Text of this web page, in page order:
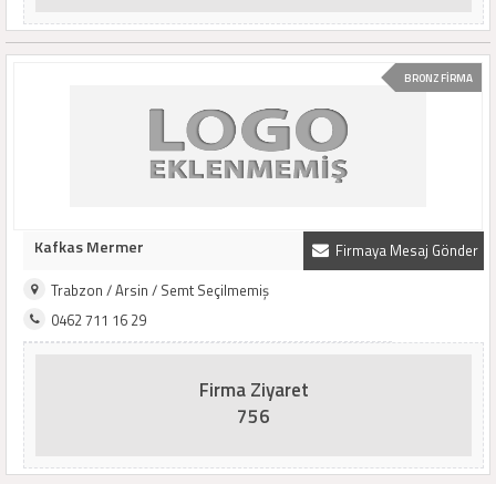
BRONZ FİRMA
Firmaya Mesaj Gönder
Kafkas Mermer
Trabzon / Arsin / Semt Seçilmemiş
0462 711 16 29
Firma Ziyaret
756